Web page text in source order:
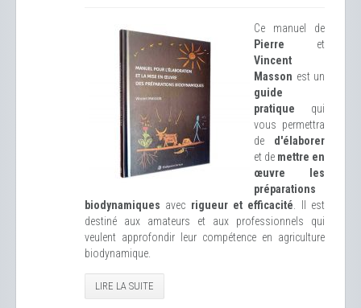
Ce manuel de
Pierre et
Vincent
Masson est un
guide
pratique qui
vous permettra
de d'élaborer
et de mettre en
œuvre les
préparations
biodynamiques avec rigueur et efficacité . Il est
destiné aux amateurs et aux professionnels qui
veulent approfondir leur compétence en agriculture
biodynamique.
LIRE LA SUITE